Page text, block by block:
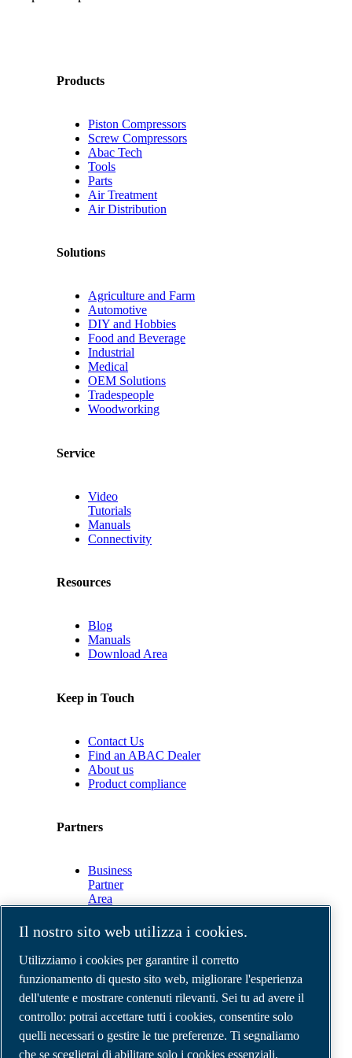
Products
Piston Compressors
Screw Compressors
Abac Tech
Tools
Parts
Air Treatment
Air Distribution
Solutions
Agriculture and Farm
Automotive
DIY and Hobbies
Food and Beverage
Industrial
Medical
OEM Solutions
Tradespeople
Woodworking
Service
Video
Tutorials
Manuals
Connectivity
Resources
Blog
Manuals
Download Area
Keep in Touch
Contact Us
Find an ABAC Dealer
About us
Product compliance
Partners
Business
Partner
Area
Connect
2.0
Business
ABAC
Media
Gallery
©2026 Compressori d'aria ABAC
Note legali e privacy
Il nostro sito web utilizza i cookies.
Utilizziamo i cookies per garantire il corretto
funzionamento di questo sito web, migliorare l'esperienza
dell'utente e mostrare contenuti rilevanti. Sei tu ad avere il
controllo: potrai accettare tutti i cookies, consentire solo
quelli necessari o gestire le tue preferenze. Ti segnaliamo
che se sceglierai di abilitare solo i cookies essenziali,